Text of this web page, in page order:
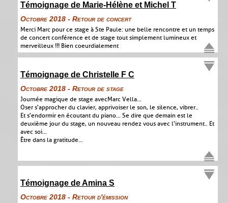
Témoignage de Marie-Hélène et Michel T
Octobre 2018 - Retour de concert
Merci Marc pour ce stage à Ste Paule : une belle rencontre et un temps
de concert conférence et de stage tout simplement lumineux et
merveilleux !!! Bien coeurdialement
Témoignage de Christelle F C
Octobre 2018 - Retour de stage
Journée magique de stage avec Marc Vella...
Oser s'approcher du clavier, apprivoiser le son, le silence, vibrer..
Et s'endormir en écoutant du piano... Se dire que demain est le
deuxième jour du stage, un nouveau rendez vous avec l'instrument.. Et
avec soi...
Être dans la gratitude...
Témoignage de Amina S
Octobre 2018 - Retour d'émission